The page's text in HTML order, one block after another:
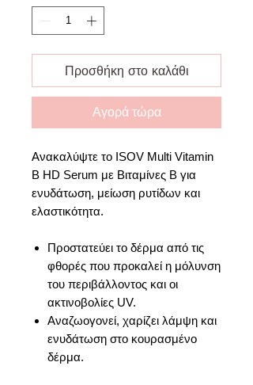
Προσθήκη στο καλάθι
Αγορά τώρα
Ανακαλύψτε το ISOV Multi Vitamin
B HD Serum με Βιταμίνες B για
ενυδάτωση, μείωση ρυτίδων και
ελαστικότητα.
Προστατεύει το δέρμα από τις
φθορές που προκαλεί η μόλυνση
του περιβάλλοντος και οι
ακτινοβολίες UV.
Αναζωογονεί, χαρίζει λάμψη και
ενυδάτωση στο κουρασμένο
δέρμα.